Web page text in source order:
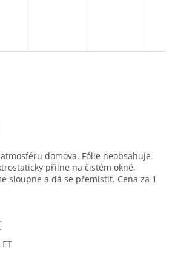
domova. Fólie neobsahuje
přilne na čistém okně,
sloupne a dá se přemístit. Cena za 1